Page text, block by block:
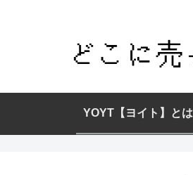
YOYT【ヨイト】とは